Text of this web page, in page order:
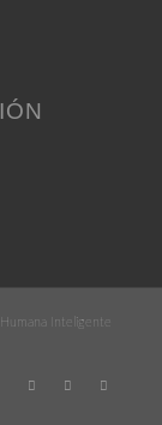
Inteligente